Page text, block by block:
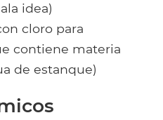
idea)
cloro para
contiene materia
de estanque)